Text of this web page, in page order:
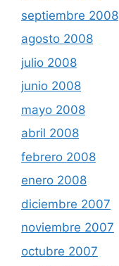
septiembre 2008
agosto 2008
julio 2008
junio 2008
mayo 2008
abril 2008
febrero 2008
enero 2008
diciembre 2007
noviembre 2007
octubre 2007